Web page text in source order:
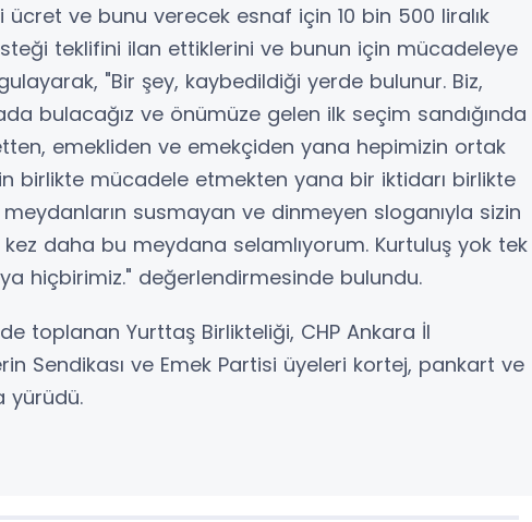
ücret ve bunu verecek esnaf için 10 bin 500 liralık
teklifini ilan ettiklerini ve bunun için mücadeleye
"Bir şey, kaybedildiği yerde bulunur. Biz,
bulacağız ve önümüze gelen ilk seçim sandığında
emekliden ve emekçiden yana hepimizin ortak
birlikte mücadele etmekten yana bir iktidarı birlikte
meydanların susmayan ve dinmeyen sloganıyla sizin
daha bu meydana selamlıyorum. Kurtuluş yok tek
hiçbirimiz." değerlendirmesinde bulundu.
toplanan Yurttaş Birlikteliği, CHP Ankara İl
Sendikası ve Emek Partisi üyeleri kortej, pankart ve
yürüdü.